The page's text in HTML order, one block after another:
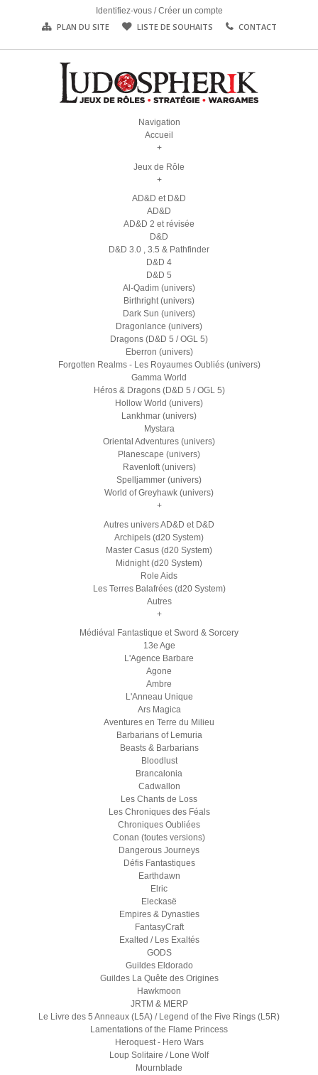
Identifiez-vous /Créer un compte
PLAN DU SITE LISTE DE SOUHAITS CONTACT
Navigation
Accueil
+
Jeux de Rôle
+
AD&D et D&D
AD&D
AD&D 2 et révisée
D&D
D&D 3.0 , 3.5 & Pathfinder
D&D 4
D&D 5
Al-Qadim (univers)
Birthright (univers)
Dark Sun (univers)
Dragonlance (univers)
Dragons (D&D 5 / OGL 5)
Eberron (univers)
Forgotten Realms - Les Royaumes Oubliés (univers)
Gamma World
Héros & Dragons (D&D 5 / OGL 5)
Hollow World (univers)
Lankhmar (univers)
Mystara
Oriental Adventures (univers)
Planescape (univers)
Ravenloft (univers)
Spelljammer (univers)
World of Greyhawk (univers)
+
Autres univers AD&D et D&D
Archipels (d20 System)
Master Casus (d20 System)
Midnight (d20 System)
Role Aids
Les Terres Balafrées (d20 System)
Autres
+
Médiéval Fantastique et Sword & Sorcery
13e Age
L'Agence Barbare
Agone
Ambre
L'Anneau Unique
Ars Magica
Aventures en Terre du Milieu
Barbarians of Lemuria
Beasts & Barbarians
Bloodlust
Brancalonia
Cadwallon
Les Chants de Loss
Les Chroniques des Féals
Chroniques Oubliées
Conan (toutes versions)
Dangerous Journeys
Défis Fantastiques
Earthdawn
Elric
Eleckasë
Empires & Dynasties
FantasyCraft
Exalted / Les Exaltés
GODS
Guildes Eldorado
Guildes La Quête des Origines
Hawkmoon
JRTM & MERP
Le Livre des 5 Anneaux (L5A) / Legend of the Five Rings (L5R)
Lamentations of the Flame Princess
Heroquest - Hero Wars
Loup Solitaire / Lone Wolf
Mournblade